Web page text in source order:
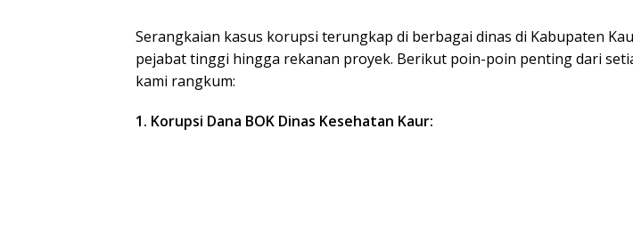
Serangkaian kasus korupsi terungkap di berbagai dinas di Kabupaten
pejabat tinggi hingga rekanan proyek. Berikut poin-poin penting dari
kami rangkum:
1. Korupsi Dana BOK Dinas Kesehatan Kaur: